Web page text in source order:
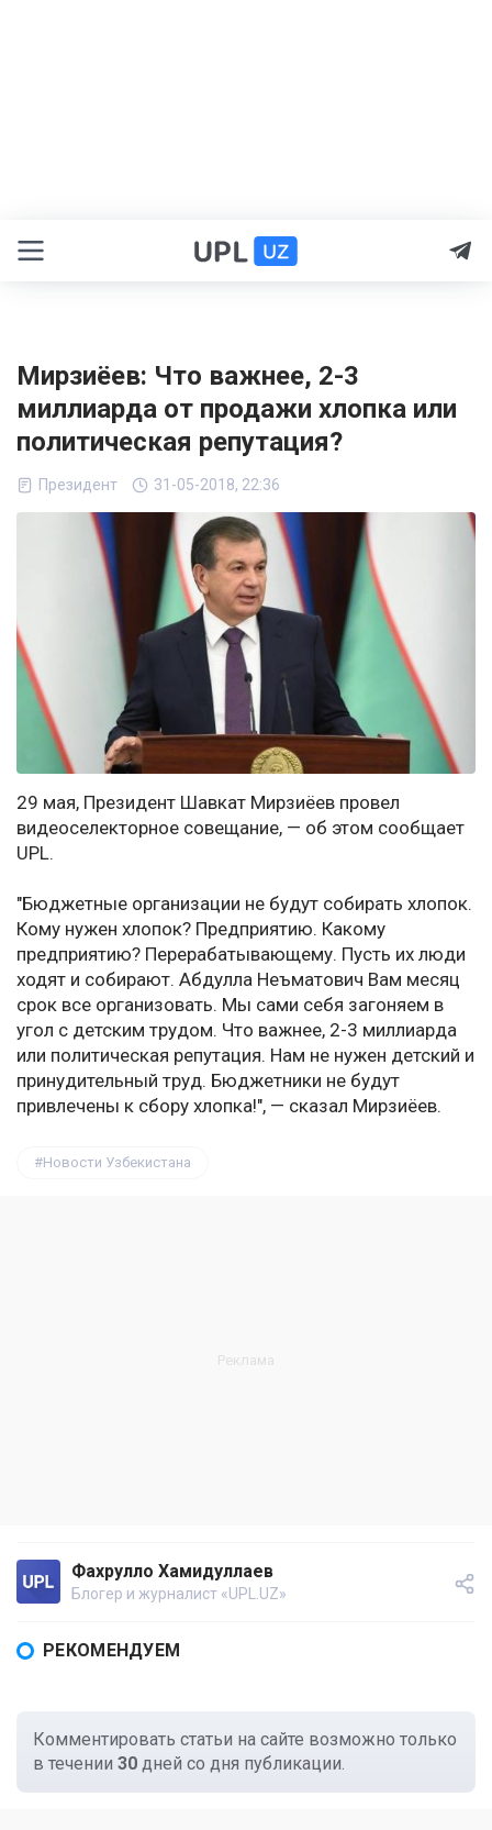
Мирзиёев: Что важнее, 2-3
миллиарда от продажи хлопка или
политическая репутация?
Президент 31-05-2018, 22:36
29 мая, Президент Шавкат Мирзиёев провел
видеоселекторное совещание, — об этом сообщает
UPL.
"Бюджетные организации не будут собирать хлопок.
Кому нужен хлопок? Предприятию. Какому
предприятию? Перерабатывающему. Пусть их люди
ходят и собирают. Абдулла Неъматович Вам месяц
срок все организовать. Мы сами себя загоняем в
угол с детским трудом. Что важнее, 2-3 миллиарда
или политическая репутация. Нам не нужен детский и
принудительный труд. Бюджетники не будут
привлечены к сбору хлопка!", — сказал Мирзиёев.
Новости Узбекистана
Фахрулло Хамидуллаев
Блогер и журналист «UPL.UZ»
РЕКОМЕНДУЕМ
Комментировать статьи на сайте возможно только
в течении 30 дней со дня публикации.